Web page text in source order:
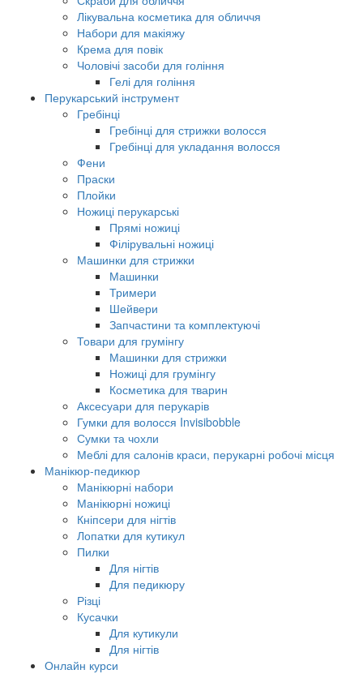
Лікувальна косметика для обличчя
Набори для макіяжу
Крема для повік
Чоловічі засоби для гоління
Гелі для гоління
Перукарський інструмент
Гребінці
Гребінці для стрижки волосся
Гребінці для укладання волосся
Фени
Праски
Плойки
Ножиці перукарські
Прямі ножиці
Філірувальні ножиці
Машинки для стрижки
Машинки
Тримери
Шейвери
Запчастини та комплектуючі
Товари для грумінгу
Машинки для стрижки
Ножиці для грумінгу
Косметика для тварин
Аксесуари для перукарів
Гумки для волосся Invisibobble
Сумки та чохли
Меблі для салонів краси, перукарні робочі місця
Манікюр-педикюр
Манікюрні набори
Манікюрні ножиці
Кніпсери для нігтів
Лопатки для кутикул
Пилки
Для нігтів
Для педикюру
Різці
Кусачки
Для кутикули
Для нігтів
Онлайн курси